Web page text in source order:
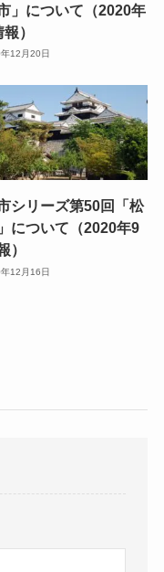
」について（2020年
）
12月20日
シリーズ第50回「松
について（2020年9
）
12月16日